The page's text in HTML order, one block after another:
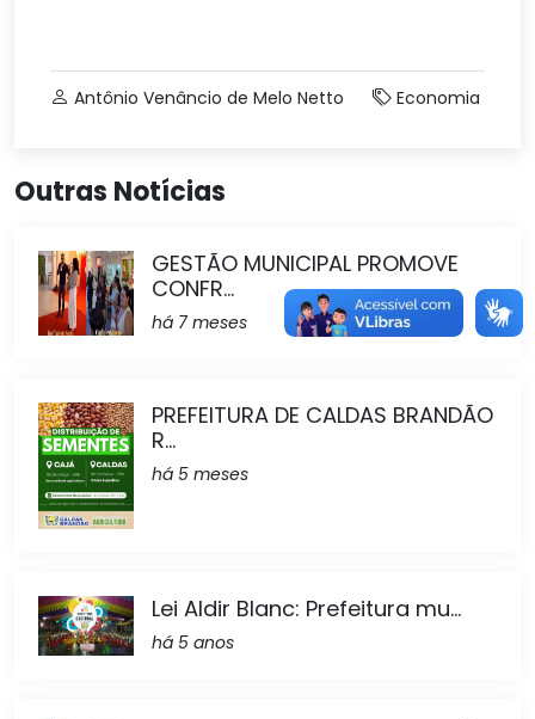
Antônio Venâncio de Melo Netto Economia
Outras Notícias
GESTÃO MUNICIPAL PROMOVE
CONFR...
há 7 meses
PREFEITURA DE CALDAS BRANDÃO
R...
há 5 meses
Lei Aldir Blanc: Prefeitura mu...
há 5 anos